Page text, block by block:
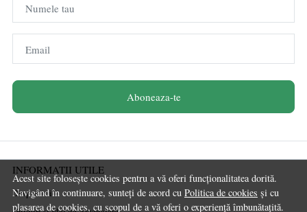
Acest site folosește cookies pentru a vă oferi funcționalitatea dorită.
Navigând în continuare, sunteți de acord cu Politica de cookies și cu
plasarea de cookies, cu scopul de a vă oferi o experiență îmbunătațită.
Numele tau
Email
Aboneaza-te
INFORMATII UTILE
Despre noi